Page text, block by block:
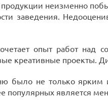
неизменно
заведения.
опыт работ над
креативные проекты.
было не только ярким
популярных является